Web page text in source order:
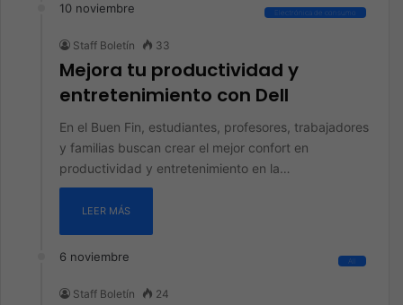
10 noviembre Electrónica de consumo
Staff Boletín 33
Mejora tu productividad y
entretenimiento con Dell
En el Buen Fin, estudiantes, profesores, trabajadores
y familias buscan crear el mejor confort en
productividad y entretenimiento en la…
LEER MÁS
6 noviembre All
Staff Boletín 24